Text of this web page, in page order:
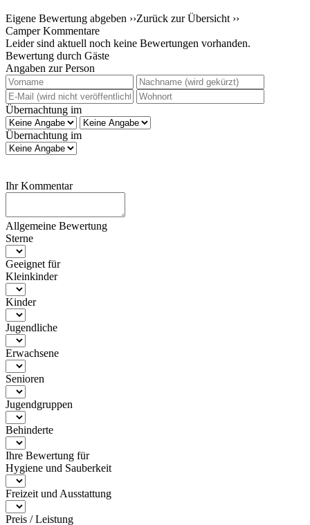
Eigene Bewertung abgeben ››Zurück zur Übersicht ››
Camper Kommentare
Leider sind aktuell noch keine Bewertungen vorhanden.
Bewertung durch Gäste
Angaben zur Person
Übernachtung im
Übernachtung im
Ihr Kommentar
Allgemeine Bewertung
Sterne
Geeignet für
Kleinkinder
Kinder
Jugendliche
Erwachsene
Senioren
Jugendgruppen
Behinderte
Ihre Bewertung für
Hygiene und Sauberkeit
Freizeit und Ausstattung
Preis / Leistung